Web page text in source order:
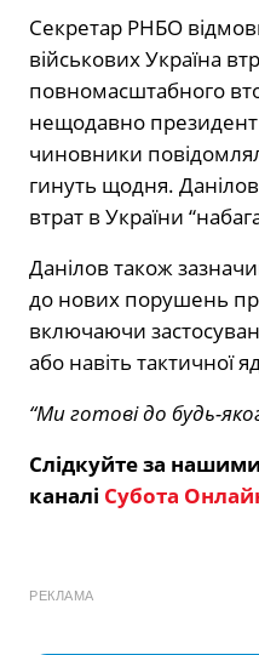
Секретар РНБО
військових Україна
повномасштабного
нещодавно президент
чиновники
гинуть щодня.
втрат в України
Данілов також
до нових порушень
включаючи
або навіть тактичної
“Ми готові до будь-
Слідкуйте за
каналі Субота
РЕКЛАМА